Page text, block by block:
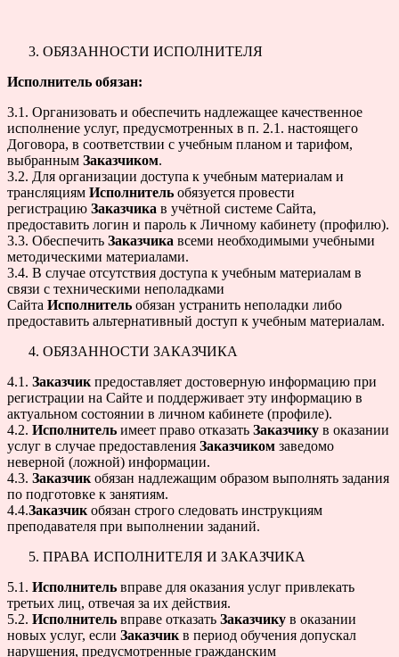
ОБЯЗАННОСТИ ИСПОЛНИТЕЛЯ
Исполнитель обязан:
3.1. Организовать и обеспечить надлежащее качественное
исполнение услуг, предусмотренных в п. 2.1. настоящего
Договора, в соответствии с учебным планом и тарифом,
выбранным Заказчиком.
3.2. Для организации доступа к учебным материалам и
трансляциям Исполнитель обязуется провести
регистрацию Заказчика в учётной системе Сайта,
предоставить логин и пароль к Личному кабинету (профилю).
3.3. Обеспечить Заказчика всеми необходимыми учебными
методическими материалами.
3.4. В случае отсутствия доступа к учебным материалам в
связи с техническими неполадками
Сайта Исполнитель обязан устранить неполадки либо
предоставить альтернативный доступ к учебным материалам.
ОБЯЗАННОСТИ ЗАКАЗЧИКА
4.1. Заказчик предоставляет достоверную информацию при
регистрации на Сайте и поддерживает эту информацию в
актуальном состоянии в личном кабинете (профиле).
4.2. Исполнитель имеет право отказать Заказчику в оказании
услуг в случае предоставления Заказчиком заведомо
неверной (ложной) информации.
4.3. Заказчик обязан надлежащим образом выполнять задания
по подготовке к занятиям.
4.4.Заказчик обязан строго следовать инструкциям
преподавателя при выполнении заданий.
ПРАВА ИСПОЛНИТЕЛЯ И ЗАКАЗЧИКА
5.1. Исполнитель вправе для оказания услуг привлекать
третьих лиц, отвечая за их действия.
5.2. Исполнитель вправе отказать Заказчику в оказании
новых услуг, если Заказчик в период обучения допускал
нарушения, предусмотренные гражданским